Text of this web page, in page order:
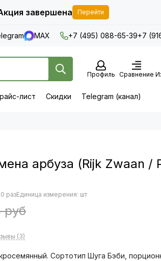
завершена Перейти
MAX +7 (495) 088-65-39+7
Профиль Сравнение
лист Скидки Telegram (канал)
арбуза (Rijk Zwaan /
разЕдиница измерения: шт
руб
(3)
Сортотип Шуга Бэби,